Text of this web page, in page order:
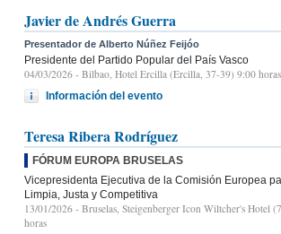
Javier de Andrés Guerra
Presentador de Alberto Núñez Feijóo
Presidente del Partido Popular del País Vasco
04/03/2026 - Bilbao, Hotel Ercilla (Ercilla, 37-39) 9:00 horas
Información del evento
Teresa Ribera Rodríguez
FÓRUM EUROPA BRUSELAS
Vicepresidenta Ejecutiva de la Comisión Europea
Limpia, Justa y Competitiva
13/01/2026 - Bruselas, Steigenberger Icon Wiltcher's Hotel
horas